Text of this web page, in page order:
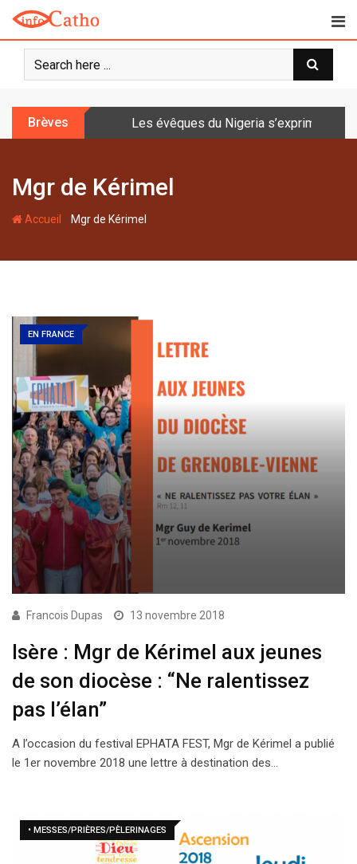
o
Brèves Les évêques du Nigeria s’expriment
Mgr de Kérimel
Accueil - Mgr de Kérimel
EN FRANCE
Francois Dupas 13 novembre 2018
Isère : Mgr de Kérimel aux jeunes
de son diocèse : “Ne ralentissez
pas l’élan”
A l’occasion du festival EPHATA FEST, Mgr de Kérimel a publié
le 1er novembre 2018 une lettre à destination des…
• MESSES/PRIÈRES/PÈLERINAGES